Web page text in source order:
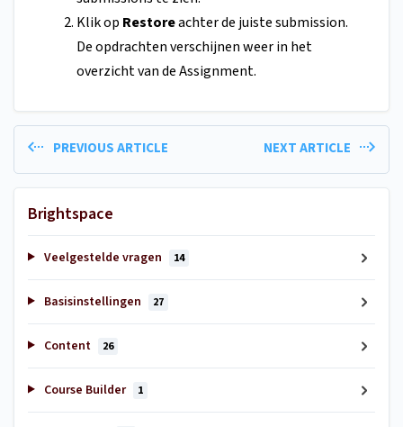
Klik op Restoreachter de juiste submission.
De opdrachten verschijnen weer in het
overzicht van de Assignment.
PREVIOUS ARTICLE NEXT ARTICLE
Brightspace
Veelgestelde vragen 14
Basisinstellingen 27
Content 26
Course Builder 1